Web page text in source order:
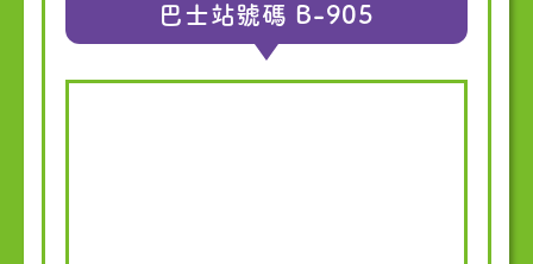
巴士站號碼 B-905